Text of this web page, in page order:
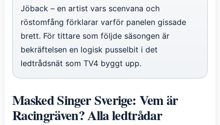
Jöback – en artist vars scenvana och
röstomfång förklarar varför panelen gissade
brett. För tittare som följde säsongen är
bekräftelsen en logisk pusselbit i det
ledtrådsnät som TV4 byggt upp.
Masked Singer Sverige: Vem är
Racingräven? Alla ledtrådar